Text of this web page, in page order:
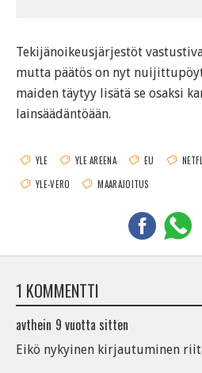
Tekijänoikeusjärjestöt
mutta päätös on nyt
maiden täytyy lisätä se osaksi
lainsäädäntöään.
YLE YLE AREENA EU
YLE-VERO
MAARAJOITUS
1 KOMMENTTI
avthein 9 vuotta sitten
Eikö nykyinen kirjautuminen